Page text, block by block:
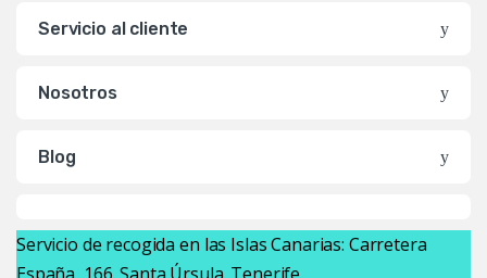
Servicio al cliente
Nosotros
Blog
Servicio de recogida en las Islas Canarias: Carretera